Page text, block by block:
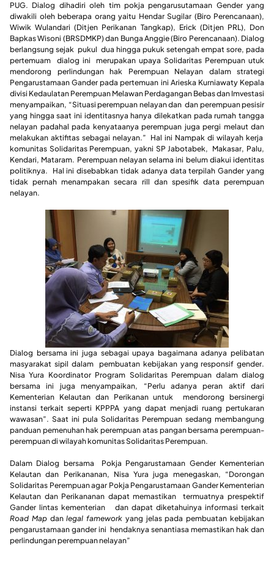
PUG. Dialog dihadiri oleh tim pokja pengarusutamaan Gender yang
diwakili oleh beberapa orang yaitu Hendar Sugilar (Biro Perencanaan),
Wiwik Wulandari (Ditjen Perikanan Tangkap), Erick (Ditjen PRL), Don
Bapkas Wisoni (BRSDMKP) dan Bunga Anggie (Biro Perencanaan). Dialog
berlangsung sejak pukul dua hingga pukuk setengah empat sore, pada
pertemuam dialog ini merupakan upaya Solidaritas Perempuan utuk
mendorong perlindungan hak Perempuan Nelayan dalam strategi
Pengarustamaan Gander pada pertemuan ini Arieska Kurniawaty Kepala
divisi Kedaulatan Perempuan Melawan Perdagangan Bebas dan Imvestasi
menyampaikan, “Situasi perempuan nelayan dan dan perempuan pesisir
yang hingga saat ini identitasnya hanya dilekatkan pada rumah tangga
nelayan padahal pada kenyataanya perempuan juga pergi melaut dan
melakukan aktifitas sebagai nelayan.” Hal ini Nampak di wilayah kerja
komunitas Solidaritas Perempuan, yakni SP Jabotabek, Makasar, Palu,
Kendari, Mataram. Perempuan nelayan selama ini belum diakui identitas
politiknya. Hal ini disebabkan tidak adanya data terpilah Gander yang
tidak pernah menampakan secara rill dan spesifik data perempuan
nelayan.
Dialog bersama ini juga sebagai upaya bagaimana adanya pelibatan
masyarakat sipil dalam pembuatan kebijakan yang responsif gender.
Nisa Yura Koordinator Program Solidaritas Perempuan dalam dialog
bersama ini juga menyampaikan, “Perlu adanya peran aktif dari
Kementerian Kelautan dan Perikanan untuk mendorong bersinergi
instansi terkait seperti KPPPA yang dapat menjadi ruang pertukaran
wawasan”. Saat ini pula Solidaritas Perempuan sedang membangung
panduan pemenuhan hak perempuan atas pangan bersama perempuan-
perempuan di wilayah komunitas Solidaritas Perempuan.
Dalam Dialog bersama Pokja Pengarustamaan Gender Kementerian
Kelautan dan Perikananan, Nisa Yura juga menegaskan, “Dorongan
Solidaritas Perempuan agar Pokja Pengarustamaan Gander Kementerian
Kelautan dan Perikananan dapat memastikan termuatnya prespektif
Gander lintas kementerian dan dapat diketahuinya informasi terkait
Road Mapdanlegal famework yang jelas pada pembuatan kebijakan
pengarustamaan gander ini hendaknya senantiasa memastikan hak dan
perlindungan perempuan nelayan”